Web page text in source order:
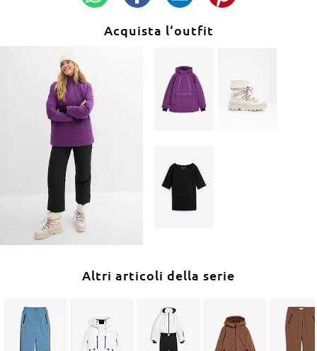
Acquista l‘outfit
Altri articoli della serie